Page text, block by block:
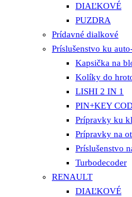
DIAĽKOVÉ
PUZDRA
Prídavné dialkové
Príslušenstvo ku
Kapsička na
Kolíky do
LISHI 2 IN 1
PIN+KEY
Prípravky ku
Prípravky na
Príslušenstvo
Turbodecoder
RENAULT
DIAĽKOVÉ